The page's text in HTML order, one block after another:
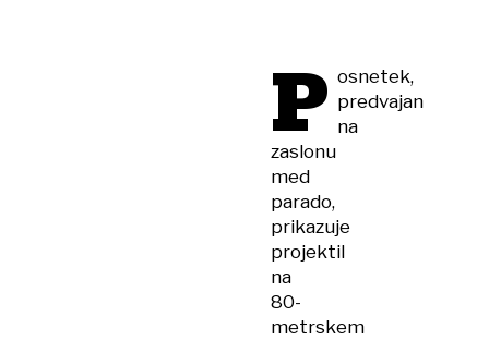
P osnetek,
predvajan
na
zaslonu
med
parado,
prikazuje
projektil
na
80-
metrskem